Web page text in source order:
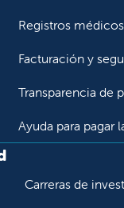
Registros médicos
Facturación y
Transparencia de
Ayuda para pagar
Carreras de